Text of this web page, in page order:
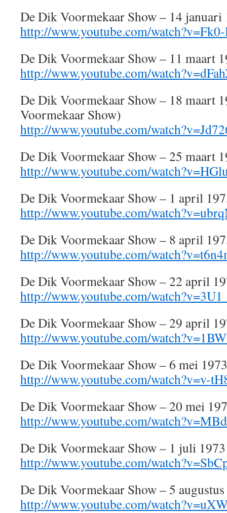
De Dik Voormekaar Show – 14 januari
http://www.youtube.com/
De Dik Voormekaar Show – 11 maart
http://www.youtube.com/
De Dik Voormekaar Show – 18 maart
Voormekaar Show)
http://www.youtube.com/
De Dik Voormekaar Show – 25 maart
http://www.youtube.com/
De Dik Voormekaar Show – 1 april
http://www.youtube.com/
De Dik Voormekaar Show – 8 april
http://www.youtube.com/
De Dik Voormekaar Show – 22 april
http://www.youtube.com/
De Dik Voormekaar Show – 29 april
http://www.youtube.com/
De Dik Voormekaar Show – 6 mei 1973
http://www.youtube.com/watch?v=v-
De Dik Voormekaar Show – 20 mei
http://www.youtube.com/
De Dik Voormekaar Show – 1 juli 1973
http://www.youtube.com/
De Dik Voormekaar Show – 5
http://www.youtube.com/